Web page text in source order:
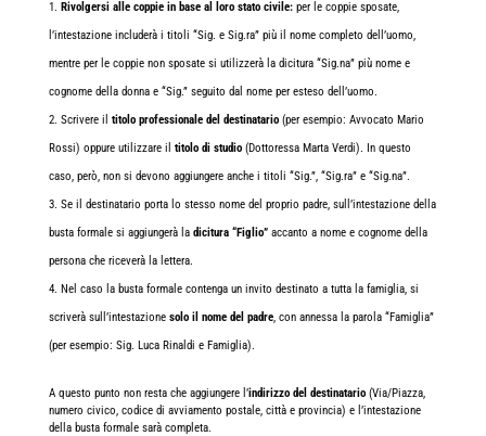
Rivolgersi alle coppie in base al loro stato civile:per le coppie sposate,
l’intestazione includerà i titoli “Sig. e Sig.ra” più il nome completo dell’uomo,
mentre per le coppie non sposate si utilizzerà la dicitura “Sig.na” più nome e
cognome della donna e “Sig.” seguito dal nome per esteso dell’uomo.
Scrivere il titolo professionale del destinatario(per esempio: Avvocato Mario
Rossi) oppure utilizzare il titolo di studio(Dottoressa Marta Verdi). In questo
caso, però, non si devono aggiungere anche i titoli “Sig.”, “Sig.ra” e “Sig.na”.
Se il destinatario porta lo stesso nome del proprio padre, sull’intestazione della
busta formale si aggiungerà la dicitura “Figlio”accanto a nome e cognome della
persona che riceverà la lettera.
Nel caso la busta formale contenga un invito destinato a tutta la famiglia, si
scriverà sull’intestazione solo il nome del padre, con annessa la parola “Famiglia”
(per esempio: Sig. Luca Rinaldi e Famiglia).
A questo punto non resta che aggiungere l’indirizzo del destinatario(Via/Piazza,
numero civico, codice di avviamento postale, città e provincia) e l’intestazione
della busta formale sarà completa.